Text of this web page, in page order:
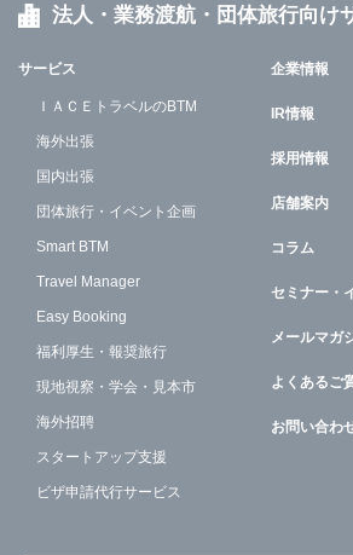
法人・業務渡航・団体旅行向け
サービス
ＩＡＣＥトラベルのBTM
海外出張
国内出張
団体旅行・イベント企画
Smart BTM
Travel Manager
Easy Booking
福利厚生・報奨旅行
現地視察・学会・見本市
海外招聘
スタートアップ支援
ビザ申請代行サービス
企業情報
IR情報
採用情報
店舗案内
コラム
セミナー・
メールマガ
よくあるご
お問い合わ